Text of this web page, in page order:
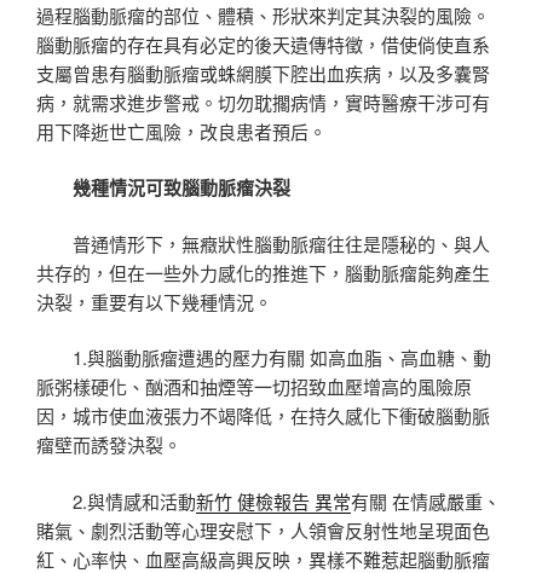
過程腦動脈瘤的部位、體積、形狀來判定其決裂的風險。
腦動脈瘤的存在具有必定的後天遺傳特徵，借使倘使直系
支屬曾患有腦動脈瘤或蛛網膜下腔出血疾病，以及多囊腎
病，就需求進步警戒。切勿耽擱病情，實時醫療干涉可有
用下降逝世亡風險，改良患者預后。
幾種情況可致腦動脈瘤決裂
普通情形下，無癥狀性腦動脈瘤往往是隱秘的、與人
共存的，但在一些外力感化的推進下，腦動脈瘤能夠產生
決裂，重要有以下幾種情況。
1.與腦動脈瘤遭遇的壓力有關 如高血脂、高血糖、動
脈粥樣硬化、酗酒和抽煙等一切招致血壓增高的風險原
因，城市使血液張力不竭降低，在持久感化下衝破腦動脈
瘤壁而誘發決裂。
2.與情感和活動新竹 健檢報告 異常有關 在情感嚴重、
賭氣、劇烈活動等心理安慰下，人領會反射性地呈現面色
紅、心率快、血壓高級高興反映，異樣不難惹起腦動脈瘤